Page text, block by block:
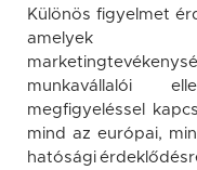
Különös figyelmet
amelyek
munkavállalói
megfigyeléssel
mind az európai,
hatósági